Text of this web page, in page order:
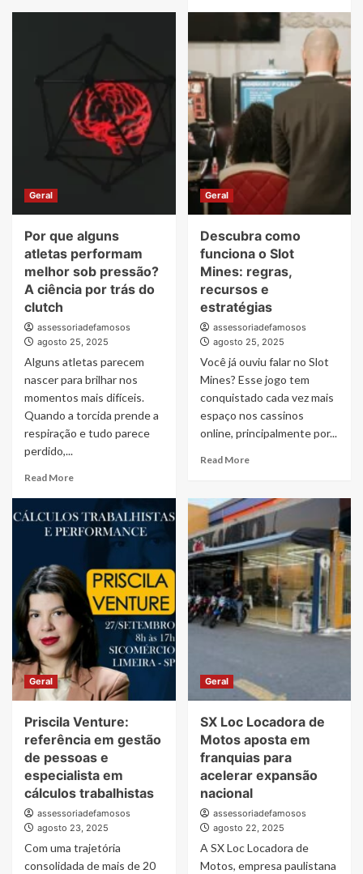
qualidade
about
crise
extracampo
com
troca
técnico
e
dívida
Geral
Por que alguns
atletas performam
melhor sob pressão?
A ciência por trás do
clutch
assessoriadefamosos
agosto 25, 2025
Alguns atletas parecem
nascer para brilhar nos
momentos mais difíceis.
Quando a torcida prende a
respiração e tudo parece
perdido,...
Read MoreRead
Por
que
atletas
performam
melhor
pressão?
A
ciência
por
trás
clutch
Geral
Descubra como
funciona o Slot
Mines: regras,
recursos e
estratégias
assessoriadefamosos
agosto 25, 2025
Você já ouviu falar no Slot
Mines? Esse jogo tem
conquistado cada vez mais
espaço nos cassinos
online, principalmente por...
Read MoreRead
Descubra
como
funciona
o
Slot
Mines:
regras,
recursos
e
Geral
Priscila Venture:
referência em gestão
de pessoas e
especialista em
cálculos trabalhistas
assessoriadefamosos
agosto 23, 2025
Com uma trajetória
consolidada de mais de 20
Geral
SX Loc Locadora de
Motos aposta em
franquias para
acelerar expansão
nacional
assessoriadefamosos
agosto 22, 2025
A SX Loc Locadora de
Motos, empresa paulistana